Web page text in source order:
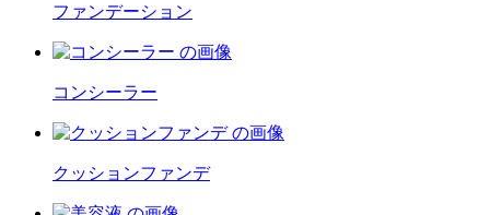
ファンデーション
コンシーラー
クッションファンデ